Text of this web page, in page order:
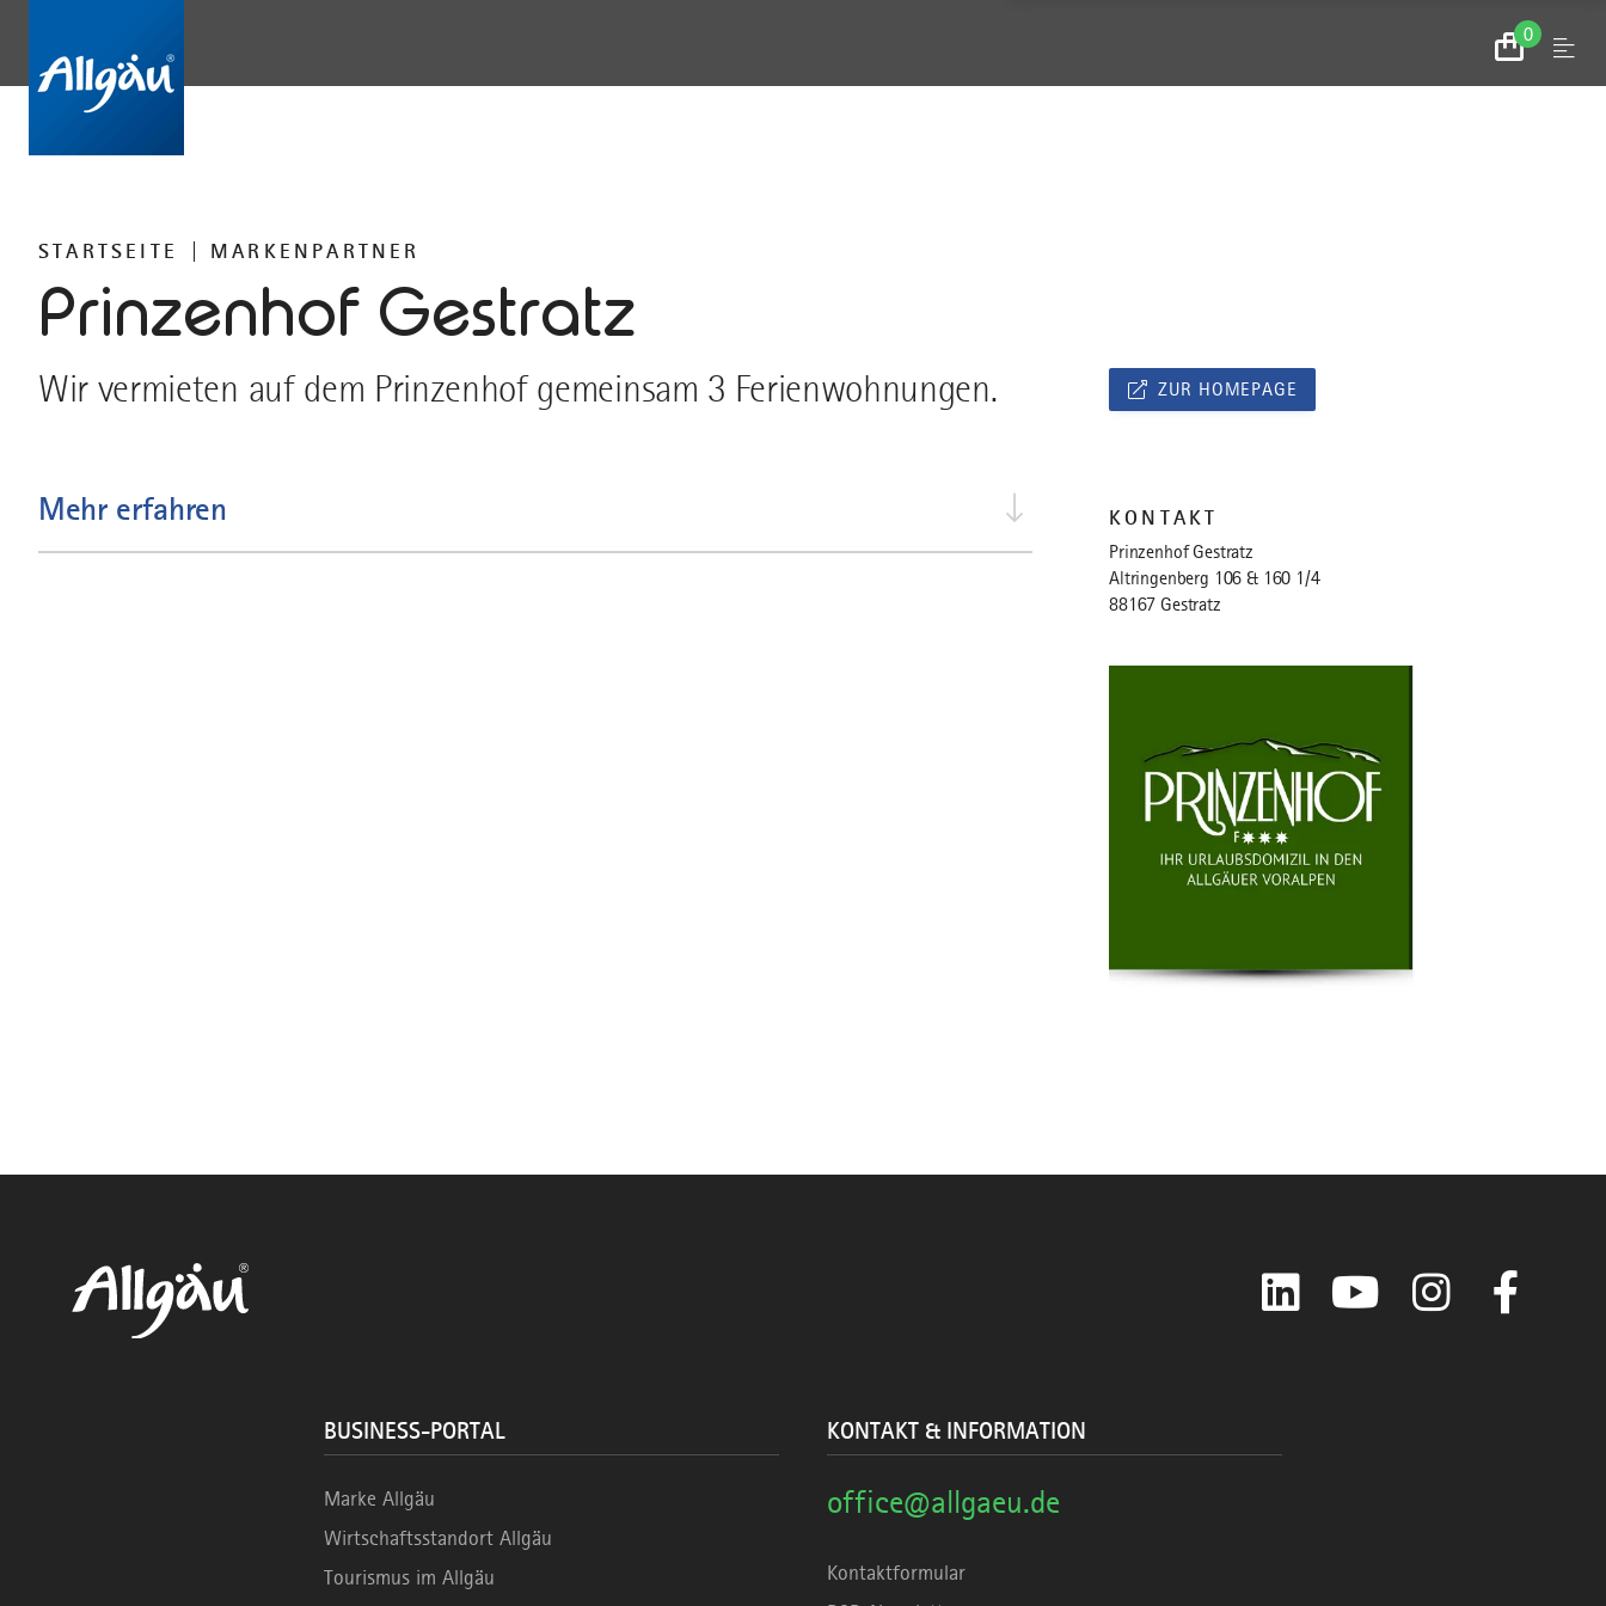
0
Zum
Warenkorb
Menu
STARTSEITE MARKENPARTNER
Prinzenhof Gestratz
Wir vermieten auf dem Prinzenhof gemeinsam 3 Ferienwohnungen.
Mehr erfahren
ZUR HOMEPAGE
KONTAKT
Prinzenhof Gestratz
Altringenberg 106 & 160 1/4
88167 Gestratz
LinkedIn YouTube Instagram
BUSINESS-PORTAL
Marke Allgäu
Wirtschaftsstandort Allgäu
Tourismus im Allgäu
KONTAKT & INFORMATION
office@allgaeu.de
Kontaktformular